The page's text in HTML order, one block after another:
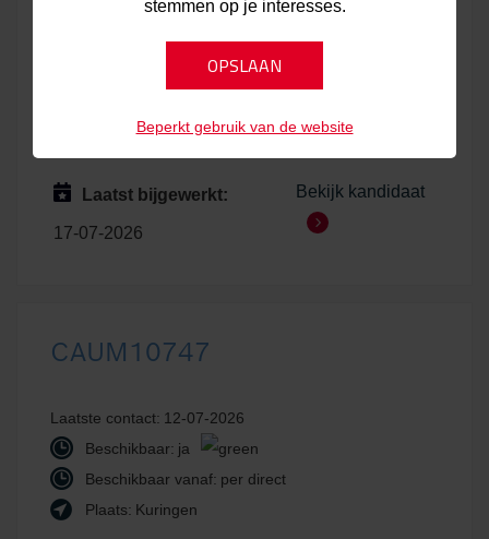
Laatste contact:17-07-2026
Beschikbaar:ja
Beschikbaar vanaf: per direct
Laatst bijgewerkt:
17-07-2026
Bekijk kandidaat
CAUM10747
Laatste contact: 12-07-2026
Beschikbaar: ja
Beschikbaar vanaf: per direct
Plaats: Kuringen
stemmen op je interesses.
Beperkt gebruik van de website